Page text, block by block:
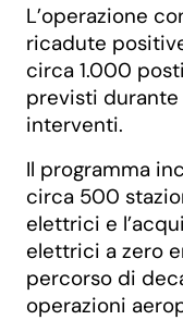
L’operazione
ricadute
circa 1.000
previsti durante
interventi.
Il programma
circa 500
elettrici e
elettrici a zero
percorso di
operazioni